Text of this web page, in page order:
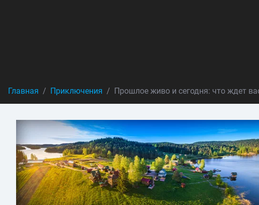
Главная Приключения Прошлое живо и сегодня: что ждет